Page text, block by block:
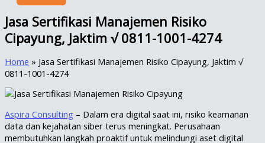
Jasa Sertifikasi Manajemen Risiko
Cipayung, Jaktim √ 0811-1001-4274
Home » Jasa Sertifikasi Manajemen Risiko Cipayung, Jaktim √
0811-1001-4274
Aspira Consulting – Dalam era digital saat ini, risiko keamanan
data dan kejahatan siber terus meningkat. Perusahaan
membutuhkan langkah proaktif untuk melindungi aset digital